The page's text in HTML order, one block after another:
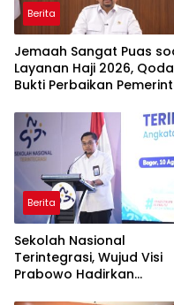
Berita
Jemaah Sangat Puas
Layanan Haji 2026,
Bukti Perbaikan
Berita
Sekolah Nasional
Terintegrasi, Wujud Visi
Prabowo Hadirkan